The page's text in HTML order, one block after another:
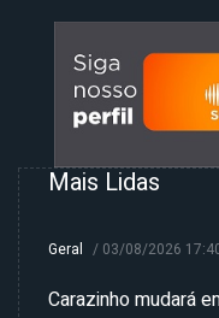
Mais Lidas
Geral / 03/08/2026
Carazinho mudará